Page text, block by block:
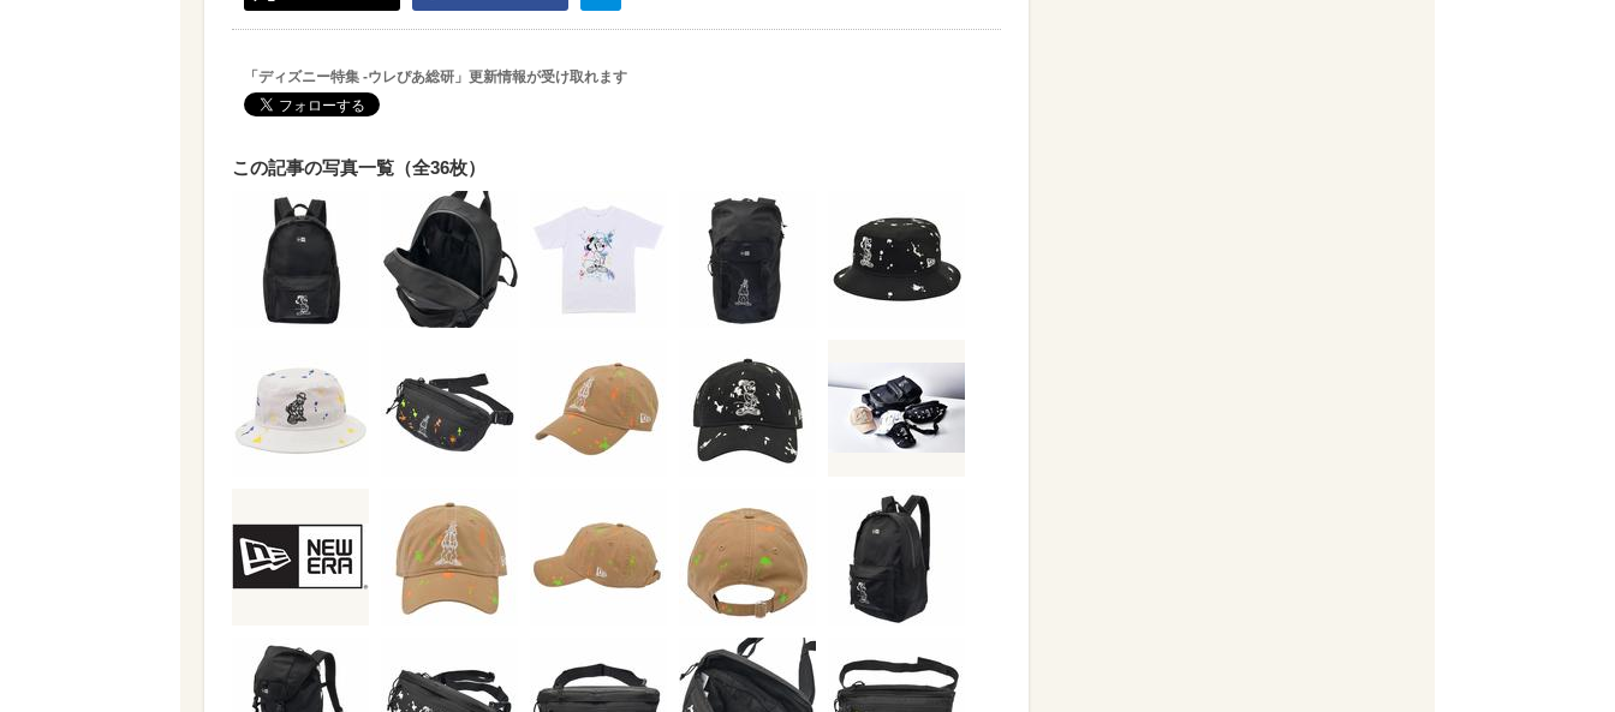
「ディズニー特集 -ウレぴあ総研」更新情報が受け取れます
この記事の写真一覧（全36枚）